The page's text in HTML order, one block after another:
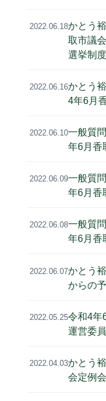
2022.06.18かとう
取市議
選挙制
2022.06.16かとう
4年6月
2022.06.10一般質
年6月香
2022.06.09一般質
年6月香
2022.06.08一般質
年6月香
2022.06.07かとう
からの
2022.05.25令和4年
運営委
2022.04.03かとう
会定例